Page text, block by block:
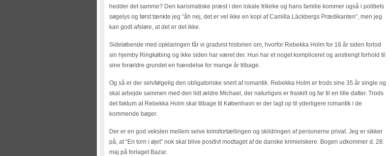
hedder det samme? Den karismatiske præst i den lokale frikirke og hans familie kommer også i politiets
søgelys og først tænkte jeg “åh nej, det er vel ikke en kopi af Camilla Läckbergs Prædikanten”, men jeg
kan godt afsløre, at det er det ikke.
Sideløbende med opklaringen får vi gradvist historien om, hvorfor Rebekka Holm for 16 år siden forlod
sin hjemby Ringkøbing og ikke siden har været der. Hun har et noget kompliceret og anstrengt forhold til
sine forældre grundet en hændelse for mange år tilbage.
Og så er der selvfølgelig den obligatoriske snert af romantik. Rebekka Holm er trods sine 35 år single og
skal arbejde sammen med den lidt ældre Michael, der naturligvis er fraskilt og far til en lille datter. Trods
det faktum at Rebekka Holm skal tilbage til København er der lagt op til yderligere romantik i de
kommende bøger.
Der er en god vekslen mellem selve krimifortællingen og skildringen af personerne privat. Jeg er sikker
på, at “En torn i øjet” nok skal blive positivt modtaget af de danske krimielskere. Bogen udkommer d. 28.
maj på forlaget Bazar.